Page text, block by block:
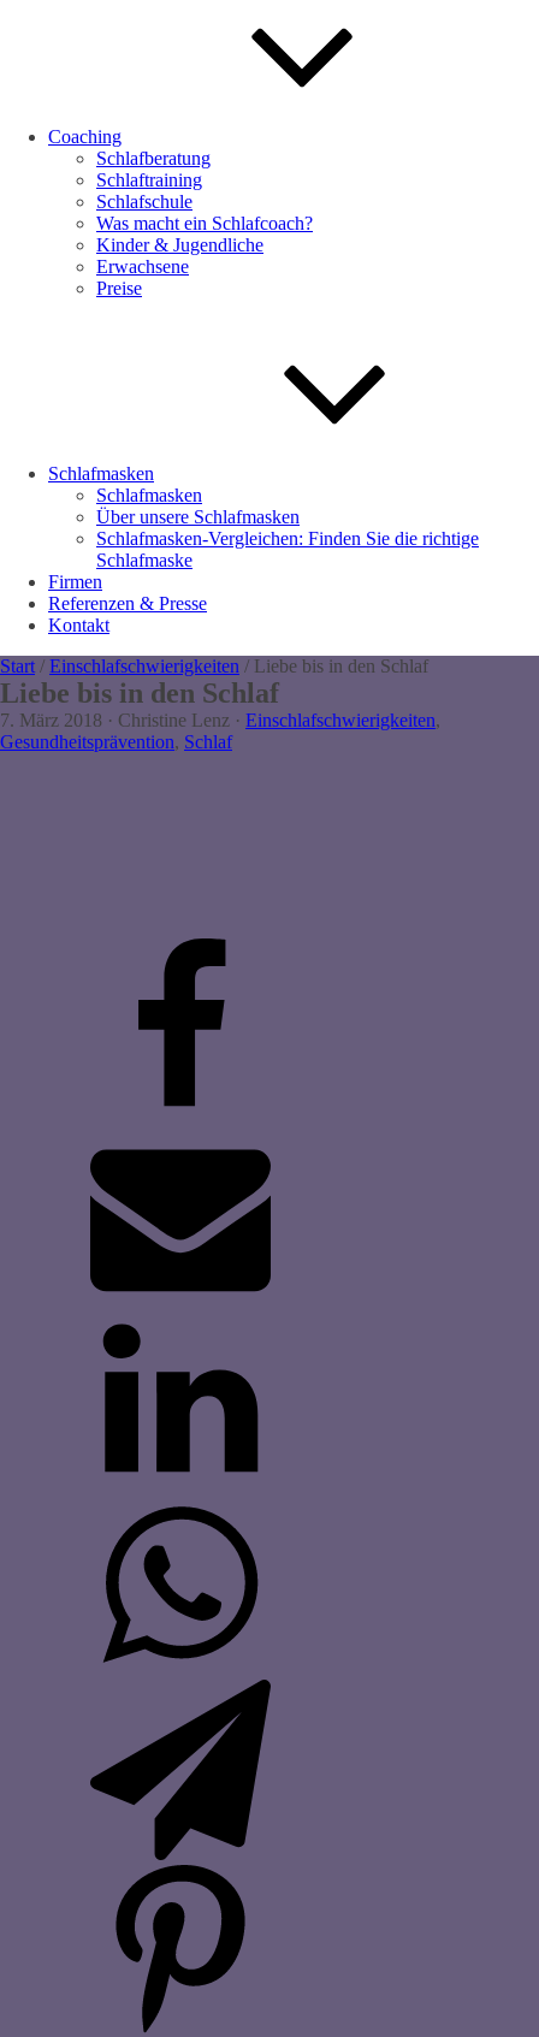
Coaching
Schlafberatung
Schlaftraining
Schlafschule
Was macht ein Schlafcoach?
Kinder & Jugendliche
Erwachsene
Preise
Schlafmasken
Schlafmasken
Über unsere Schlafmasken
Schlafmasken-Vergleichen: Finden Sie die richtige
Schlafmaske
Firmen
Referenzen & Presse
Kontakt
Start / Einschlafschwierigkeiten / Liebe bis in den Schlaf
Liebe bis in den Schlaf
7. März 2018 · Christine Lenz · Einschlafschwierigkeiten,
Gesundheitsprävention, Schlaf